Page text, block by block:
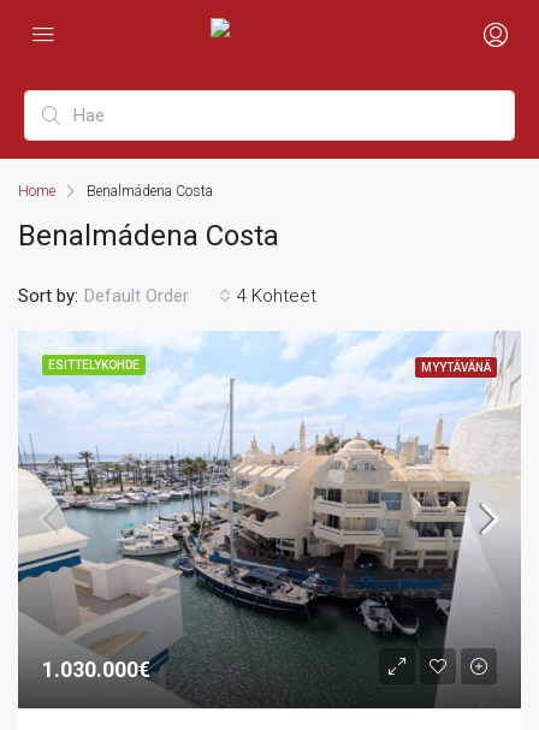
Home Benalmádena Costa
Benalmádena Costa
4 Kohteet
Sort by: Default Order
ESITTELYKOHDE MYYTÄVÄNÄ
1.030.000€